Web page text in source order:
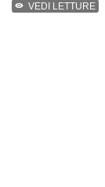
VEDI LETTURE